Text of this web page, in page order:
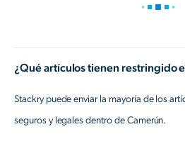
¿Qué artículos tienen restringido
Stackry puede enviar la mayoría de los
seguros y legales dentro de Camerún.